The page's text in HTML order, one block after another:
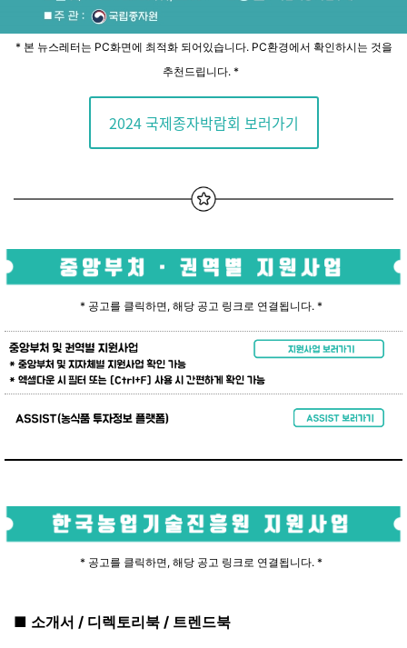
* 본 뉴스레터는 PC화면에 최적화 되어있습니다. PC환경에서 확인하시는 것을
추천드립니다. *
2024 국제종자박람회 보러가기
* 공고를 클릭하면, 해당 공고 링크로 연결됩니다. *
* 공고를 클릭하면, 해당 공고 링크로 연결됩니다. *
■ 소개서 / 디렉토리북 / 트렌드북